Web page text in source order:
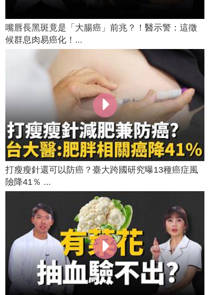
嘴唇長黑斑竟是「大腸癌」前兆？！醫示警：這徵
候群息肉易癌化！...
打瘦瘦針還可以防癌？臺大跨國研究曝13種癌症風
險降41％ ...